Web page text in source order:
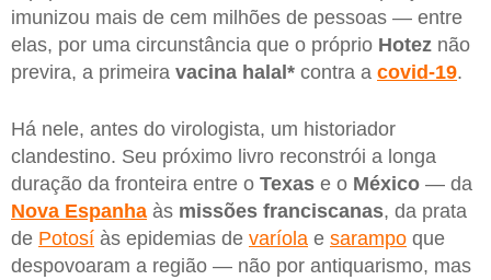
imunizou mais de cem milhões de pessoas — entre
elas, por uma circunstância que o próprio Hotez não
previra, a primeira vacina halal* contra a covid-19.
Há nele, antes do virologista, um historiador
clandestino. Seu próximo livro reconstrói a longa
duração da fronteira entre o Texas e o México — da
Nova Espanha às missões franciscanas, da prata
de Potosí às epidemias de varíola e sarampo que
despovoaram a região — não por antiquarismo, mas